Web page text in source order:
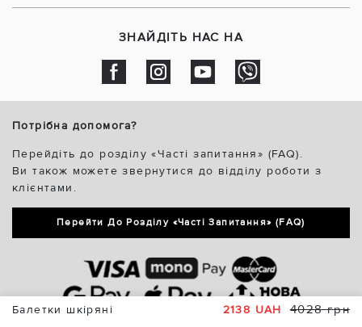
Балетки шкіряні 2138 UAH 4028 грн
ЗНАЙДІТЬ НАС НА
Потрібна допомога?
Перейдіть до розділу «Часті запитання» (FAQ).
Ви також можете звернутися до відділу роботи з
клієнтами.
Перейти До Розділу «Часті Запитання» (FAQ)